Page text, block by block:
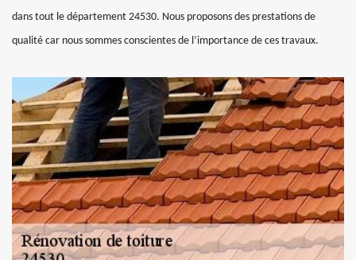
dans tout le département 24530. Nous proposons des prestations de
qualité car nous sommes conscientes de l’importance de ces travaux.